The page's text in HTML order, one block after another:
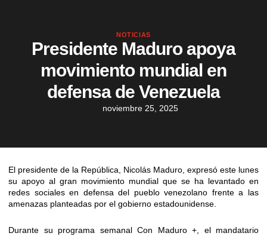
NOTICIAS
Presidente Maduro apoya
movimiento mundial en
defensa de Venezuela
noviembre 25, 2025
El presidente de la República, Nicolás Maduro, expresó este lunes
su apoyo al gran movimiento mundial que se ha levantado en
redes sociales en defensa del pueblo venezolano frente a las
amenazas planteadas por el gobierno estadounidense.
Durante su programa semanal Con Maduro +, el mandatario